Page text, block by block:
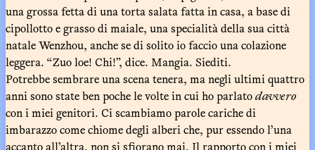
una grossa fetta di una torta salata fatta in casa, a base di
cipollotto e grasso di maiale, una specialità della sua città
natale Wenzhou, anche se di solito io faccio una colazione
leggera. “Zuo loe! Chi!”, dice. Mangia. Siediti.
Potrebbe sembrare una scena tenera, ma negli ultimi quattro
anni sono state ben poche le volte in cui ho parlatodavvero
con i miei genitori. Ci scambiamo parole cariche di
imbarazzo come chiome degli alberi che, pur essendo l’una
accanto all’altra, non si sfiorano mai. Il rapporto con i miei